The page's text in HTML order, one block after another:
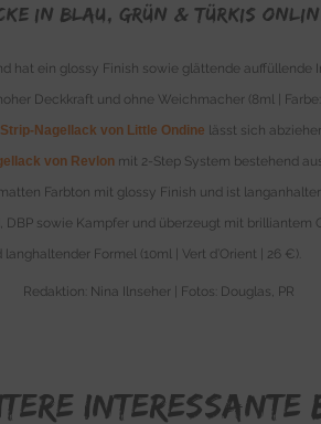
in blau, grün & Türkis
hat ein glossy Finish sowie glättende auffüllende
Deckkraft und ohne Weichmacher (8ml |
Strip-Nagellack von Little Ondine lässt sich
von Revlon mit 2-Step System bestehend
Farbton mit glossy Finish und ist
sowie Kampfer und überzeugt mit brilliantem
Formel (10ml | Vert d’Orient | 26 €).
Redaktion: Nina Ilnseher | Fotos: Douglas, PR
INTERESSANTE